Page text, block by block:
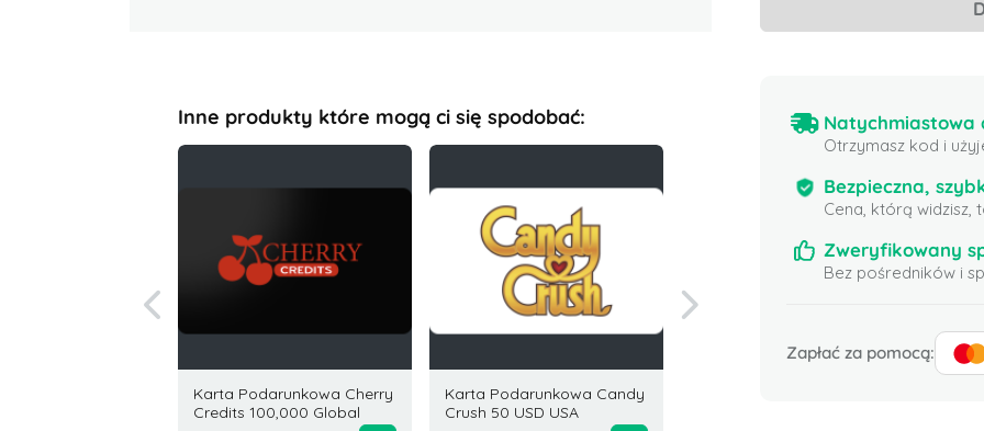
Inne produkty które mogą ci się spodobać:
Karta Podarunkowa Cherry
Credits 100,000 Global
Karta Podarunkowa Candy
Crush 50 USD USA
Natychmiastowa
Otrzymasz kod i
Bezpieczna,
Cena, którą widzisz,
Zweryfikowany
Bez pośredników i
Zapłać za pomocą: